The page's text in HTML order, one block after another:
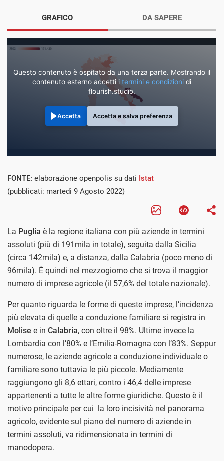
GRAFICO
Questo contenuto è ospitato da una terza parte. Mostrando il
contenuto esterno accetti i termini e condizioni di
flourish.studio.
Accetta Accetta e salva preferenza
DA SAPERE
FONTE: elaborazione openpolis su dati Istat
(pubblicati: martedì 9 Agosto 2022)
La Puglia è la regione italiana con più aziende in termini
assoluti (più di 191mila in totale), seguita dalla Sicilia
(circa 142mila) e, a distanza, dalla Calabria (poco meno di
96mila). È quindi nel mezzogiorno che si trova il maggior
numero di imprese agricole (il 57,6% del totale nazionale).
Per quanto riguarda le forme di queste imprese, l’incidenza
più elevata di quelle a conduzione familiare si registra in
Molise e in Calabria, con oltre il 98%. Ultime invece la
Lombardia con l’80% e l’Emilia-Romagna con l’83%. Seppur
numerose, le aziende agricole a conduzione individuale o
familiare sono tuttavia le più piccole. Mediamente
raggiungono gli 8,6 ettari, contro i 46,4 delle imprese
appartenenti a tutte le altre forme giuridiche. Questo è il
motivo principale per cui la loro incisività nel panorama
agricolo, evidente sul piano del numero di aziende in
termini assoluti, va ridimensionata in termini di
manodopera.